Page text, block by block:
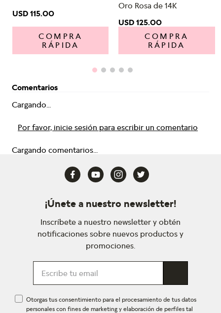
USD 115.00
COMPRA
RÁPIDA
Oro Rosa de 14K
USD 125.00
COMPRA
RÁPIDA
Comentarios
Cargando...
Por favor, inicie sesión para escribir un comentario
Cargando comentarios...
¡Únete a nuestro newsletter!
Inscríbete a nuestro newsletter y obtén
notificaciones sobre nuevos productos y
promociones.
Otorgas tus consentimiento para el procesamiento de tus datos
personales con fines de marketing y elaboración de perfiles tal